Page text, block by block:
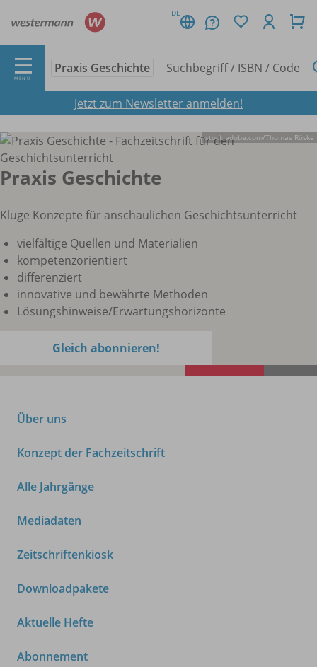
DE
MENÜ
Praxis Geschichte
Jetzt zum Newsletter anmelden!
stock.adobe.com/Thomas Röske
Praxis Geschichte
Kluge Konzepte für anschaulichen Geschichtsunterricht
vielfältige Quellen und Materialien
kompetenzorientiert
differenziert
innovative und bewährte Methoden
Lösungshinweise/Erwartungshorizonte
Gleich abonnieren!
Über uns
Konzept der Fachzeitschrift
Alle Jahrgänge
Mediadaten
Zeitschriftenkiosk
Downloadpakete
Aktuelle Hefte
Abonnement